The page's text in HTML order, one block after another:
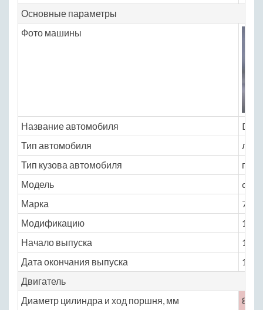
Основные параметры
Фото машины
Название автомобиля
Тип автомобиля
Тип кузова автомобиля
Модель
Марка
720
Модификацию
1.8
Начало выпуска
1980
Дата окончания выпуска
1986
Двигатель
Диаметр цилиндра и ход поршня, мм
85 ×